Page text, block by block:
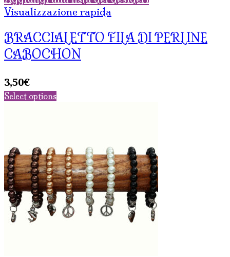
Visualizzazione rapida
BRACCIALETTO FILA DI PERLINE
CABOCHON
3,50€
Select options